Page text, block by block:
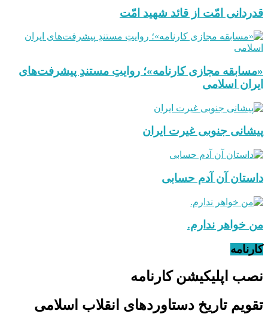
قدردانی امّت از قائد شهید امّت
«مسابقه مجازی کارنامه»؛ روایتِ مستندِ پیشرفت‌های
ایران اسلامی
پیشانی جنوبی غیرت ایران
داستان آن آدم حسابی
من خواهر ندارم.
کارنامه
نصب اپلیکیشن کارنامه
تقویم تاریخ دستاوردهای انقلاب اسلامی